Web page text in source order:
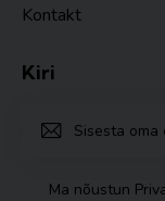
Kontakt
Kiri
Ma nõustun